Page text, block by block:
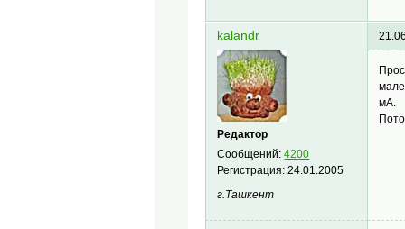
kalandr
Редактор
Сообщений:4200
Регистрация:24.01.2005
г.Ташкент
мА.